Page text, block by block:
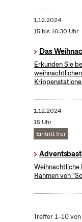
1.12.2024
15 bis 16:30 Uhr
Das
Erkunden Sie
1.12.2024
15 Uhr
Eintritt frei
Weihnachtliche
Rahmen von
Treffer 1–10 von